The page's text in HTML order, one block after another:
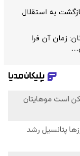
به استقلال
زمان آن فرا